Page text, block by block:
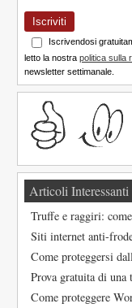
Iscriviti
Iscrivendosi
letto la nostrapolitica sulla
newsletter settimanale.
Articoli Interessanti
Truffe e raggiri:
Siti internet anti-
Come proteggersi
Prova gratuita di
Come proteggere